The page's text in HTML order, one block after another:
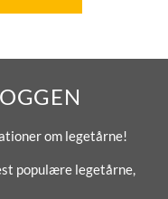
om legetårne!
populære legetårne,